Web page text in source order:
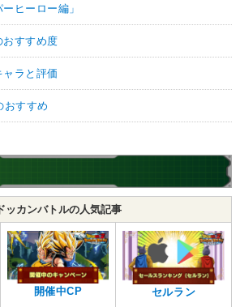
任務遂行
【発動リンク効果】
・気力+1
【一致するリンクスキル(
卑怯者
【一致するカテゴリー(3)】
・気力+1
【一致するリンクスキル(1)】
卑怯者
【一致するカテゴリー(
)】
恐怖の征服
宇宙をわたる戦士
ヒーロー編」
おすすめ度
ラと評価
おすすめ
ッカンバトルの人気記事
開催中CP セルラン